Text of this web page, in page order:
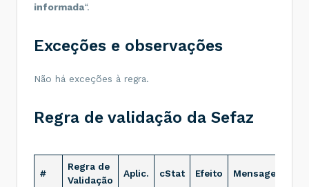
informada“.
Exceções e observações
Não há exceções à regra.
Regra de validação da Sefaz
#
Regra de
Validação
Aplic. cStat Efeito Mensagem